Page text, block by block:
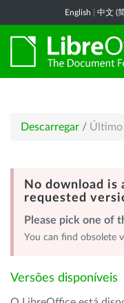
English 中文 (
Descarregar /
No download is
requested
Please pick one of
You can find obsolete
Versões disponíveis